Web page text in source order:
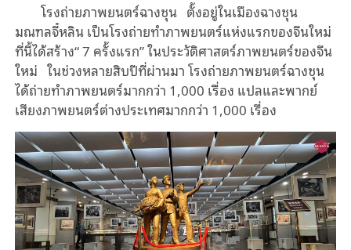
โรงถ่ายภาพยนตร์ฉางชุน ตั้งอยู่ในเมืองฉางชุน
มณฑลจี๋หลิน เป็นโรงถ่ายทำภาพยนตร์แห่งแรกของจีนใหม่
ที่นี้ได้สร้าง“ 7 ครั้งแรก” ในประวัติศาสตร์ภาพยนตร์ของจีน
ใหม่ ในช่วงหลายสิบปีที่ผ่านมา โรงถ่ายภาพยนตร์ฉางชุน
ได้ถ่ายทำภาพยนตร์มากกว่า 1,000 เรื่อง แปลและพากย์
เสียงภาพยนตร์ต่างประเทศมากกว่า 1,000 เรื่อง